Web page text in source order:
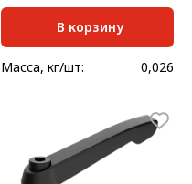
В корзину
Масса, кг/шт: 0,026